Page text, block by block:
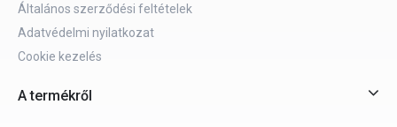
Általános szerződési feltételek
Adatvédelmi nyilatkozat
Cookie kezelés
A termékről